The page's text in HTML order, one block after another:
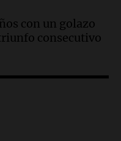
de Pourrain:
para
regresó"
retiraron hasta
con un golazo
consecutivo